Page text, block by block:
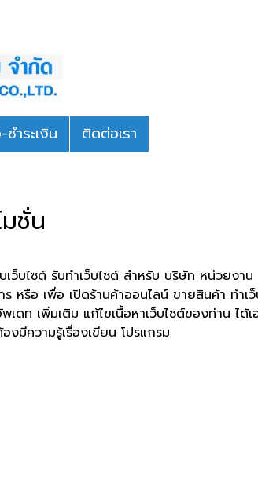
ำระเงิน ติดต่อเรา
มชั่น
เว็บไซต์ รับทำเว็บไซต์ สำหรับ บริษัท หน่วยงา
หรือ เพื่อ เปิดร้านค้าออนไลน์ ขายสินค้า ทำเ
ดท เพิ่มเติม แก้ไขเนื้อหาเว็บไซต์ของท่าน ได้
งมีความรู้เรื่องเขียน โปรแกรม